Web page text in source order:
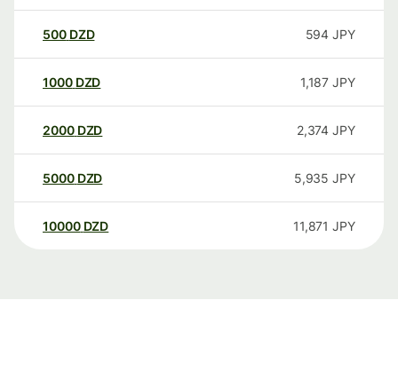
500 DZD 594 JPY
1000 DZD 1,187 JPY
2000 DZD 2,374 JPY
5000 DZD 5,935 JPY
10000 DZD 11,871 JPY